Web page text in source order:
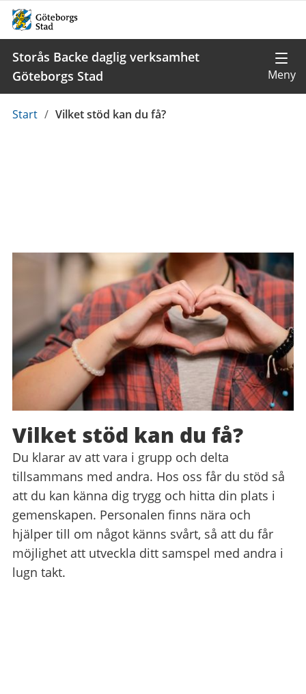
Storås Backe daglig verksamhet
Göteborgs Stad
Du
Start / Vilket stöd kan du få?
Vilket stöd kan du få?
Du klarar av att vara i grupp och delta
tillsammans med andra. Hos oss får du stöd så
att du kan känna dig trygg och hitta din plats i
gemenskapen. Personalen finns nära och
hjälper till om något känns svårt, så att du får
möjlighet att utveckla ditt samspel med andra i
lugn takt.